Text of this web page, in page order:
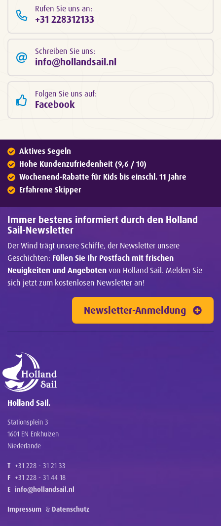
Rufen Sie uns an:
+31 228312133
Schreiben Sie uns:
info@hollandsail.nl
Folgen Sie uns auf:
Facebook
Aktives Segeln
Hohe Kundenzufriedenheit (9,6 / 10)
Wochenend-Rabatte für Kids bis einschl. 11 Jahre
Erfahrene Skipper
Immer bestens informiert durch den Holland
Sail-Newsletter
Der Wind trägt unsere Schiffe, der Newsletter unsere
Geschichten: Füllen Sie Ihr Postfach mit frischen
Neuigkeiten und Angeboten von Holland Sail. Melden Sie
sich jetzt zum kostenlosen Newsletter an!
Newsletter-Anmeldung
Holland Sail.
Stationsplein 3
1601 EN Enkhuizen
Niederlande
T +31 228 - 31 21 33
F +31 228 - 31 44 18
E info@hollandsail.nl
Impressum & Datenschutz